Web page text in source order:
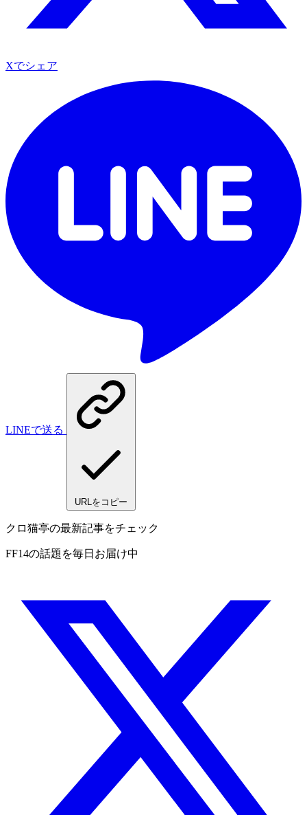
Xでシェア
LINEで送る
URLをコピー
クロ猫亭の最新記事をチェック
FF14の話題を毎日お届け中